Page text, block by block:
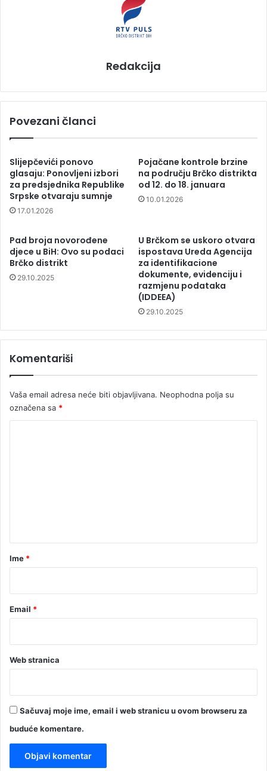
Redakcija
Povezani članci
Slijepčevići ponovo
glasaju: Ponovljeni izbori
za predsjednika Republike
Srpske otvaraju sumnje
17.01.2026
Pojačane kontrole brzine
na području Brčko distrikta
od 12. do 18. januara
10.01.2026
Pad broja novorođene
djece u BiH: Ovo su podaci
Brčko distrikt
29.10.2025
U Brčkom se uskoro otvara
ispostava Ureda Agencija
za identifikacione
dokumente, evidenciju i
razmjenu podataka
(IDDEEA)
29.10.2025
Komentariši
Vaša email adresa neće biti objavljivana. Neophodna polja su
označena sa *
rIme *
Email *
Web stranica
Sačuvaj moje ime, email i web stranicu u ovom browseru za
buduće komentare.